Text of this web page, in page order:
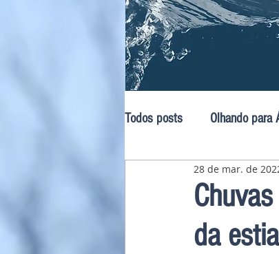
Todos posts Olhando para
Pavilhão Latino-Americano
da
28 de mar. de